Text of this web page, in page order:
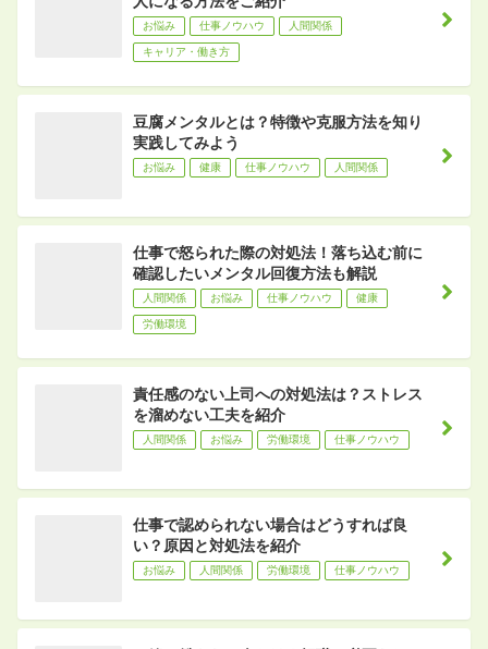
お悩み 仕事ノウハウ 人間関係
キャリア・働き方
豆腐メンタルとは？特徴や克服方法を知り
実践してみよう
お悩み 健康 仕事ノウハウ 人間関係
仕事で怒られた際の対処法！落ち込む前に
確認したいメンタル回復方法も解説
人間関係 お悩み 仕事ノウハウ 健康
労働環境
責任感のない上司への対処法は？ストレス
を溜めない工夫を紹介
人間関係 お悩み 労働環境 仕事ノウハウ
仕事で認められない場合はどうすれば良
い？原因と対処法を紹介
お悩み 人間関係 労働環境 仕事ノウハウ